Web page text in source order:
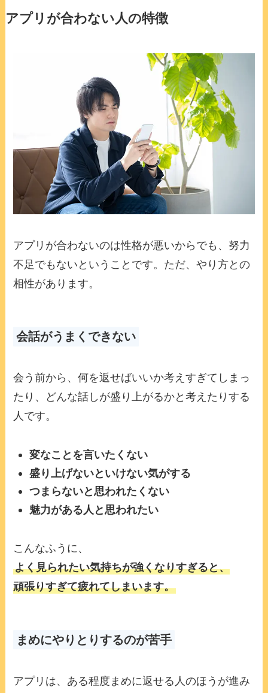
アプリが合わない人の特徴
アプリが合わないのは性格が悪いからでも、努力
不足でもないということです。ただ、やり方との
相性があります。
会話がうまくできない
会う前から、何を返せばいいか考えすぎてしまっ
たり、どんな話しが盛り上がるかと考えたりする
人です。
変なことを言いたくない
盛り上げないといけない気がする
つまらないと思われたくない
魅力がある人と思われたい
こんなふうに、
よく見られたい気持ちが強くなりすぎると、
頑張りすぎて疲れてしまいます。
まめにやりとりするのが苦手
アプリは、ある程度まめに返せる人のほうが進み